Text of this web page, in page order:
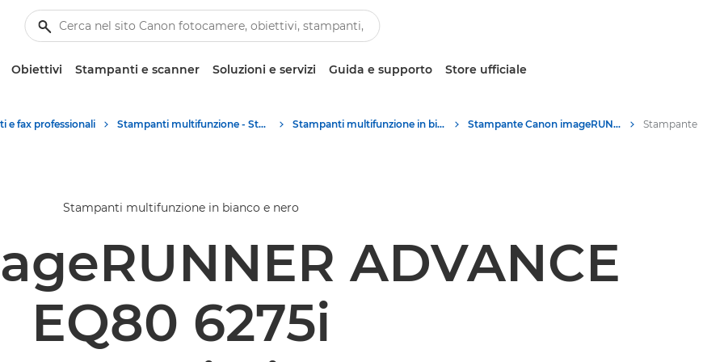
Obiettivi Stampanti e scanner Soluzioni e servizi Guida e supporto Store ufficiale
e fax professionali Stampanti multifunzione - Stampanti all in one Stampanti multifunzione in bianco e nero Stampante Canon imageRUNNER ADVANCE EQ80 6275i
Stampanti multifunzione in bianco e nero
ADVANCE
EQ80 6275i